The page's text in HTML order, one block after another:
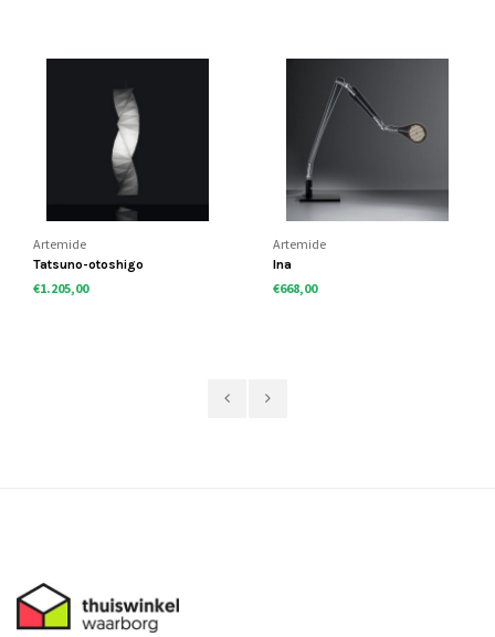
Artemide
Tatsuno-otoshigo
€1.205,00
Artemide
Ina
€668,00